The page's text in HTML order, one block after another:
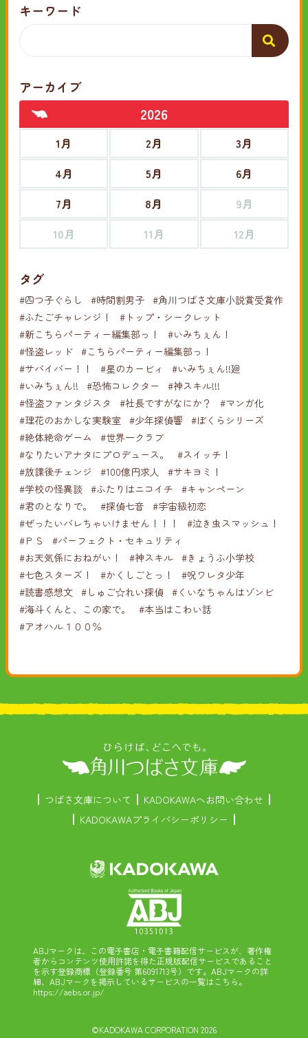
キーワード
アーカイブ
2026
1月 2月
3月
4月
5月
6月
7月
8月
9月
10月
11月 12月
タグ
#四つ子ぐらし #時間割男子 #角川つばさ文庫小説賞受賞作
#ふたごチャレンジ！
#トップ・シークレット
#新こちらパーティー編集部っ！
#いみちぇん！
#怪盗レッド #こちらパーティー編集部っ！
#サバイバー！！
#星のカービィ
#いみちぇん!!廻
#いみちぇん!!
#恐怖コレクター
#神スキル!!!
#怪盗ファンタジスタ
#社長ですがなにか？
#マンガ化
#理花のおかしな実験室 #少年探偵響
#ぼくらシリーズ
#絶体絶命ゲーム
#世界一クラブ
#なりたいアナタにプロデュース。
#スイッチ！
#放課後チェンジ
#100億円求人
#サキヨミ！
#学校の怪異談 #ふたりはニコイチ
#キャンペーン
#君のとなりで。
#探偵七音
#宇宙級初恋
#ぜったいバレちゃいけません！！！
#泣き虫スマッシュ！
#ＰＳ
#パーフェクト・セキュリティ
#お天気係におねがい！
#神スキル #きょうふ小学校
#七色スターズ！
#かくしごとっ！
#呪ワレタ少年
#読書感想文
#しゅご☆れい探偵 #くいなちゃんはゾンビ
#海斗くんと、この家で。
#本当はこわい話
#アオハル１００％
つばさ文庫について
KADOKAWAへお問い合わせ
KADOKAWAプライバシーポリシー
ABJマークは、この電子書店・電子書籍配信サービスが、著作権
者からコンテンツ使用許諾を得た正規版配信サービスであること
を示す登録商標（登録番号 第6091713号）です。ABJマークの詳
細、ABJマークを掲示しているサービスの一覧はこちら。
https://aebs.or.jp/
©KADOKAWA CORPORATION 2026